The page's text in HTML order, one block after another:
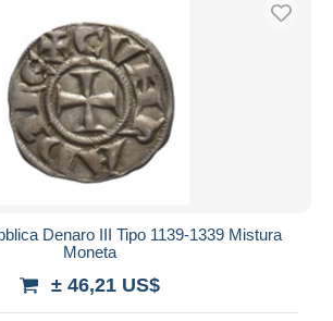
bancaria
Denaro III Tipo 1139-1339 Mistura
Moneta
± 46,21 US$